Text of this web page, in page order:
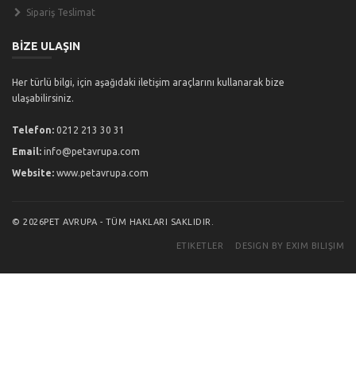
Sipariş Teslimat
BİZE ULAŞIN
Her türlü bilgi, için aşağıdaki iletişim araçlarını kullanarak bize
ulaşabilirsiniz.
Telefon: 0212 213 30 31
Email: info@petavrupa.com
Website: www.petavrupa.com
© 2026PET AVRUPA - TÜM HAKLARI SAKLIDIR.
ETIKETLER DESIGN BY EXIM BILIŞIM